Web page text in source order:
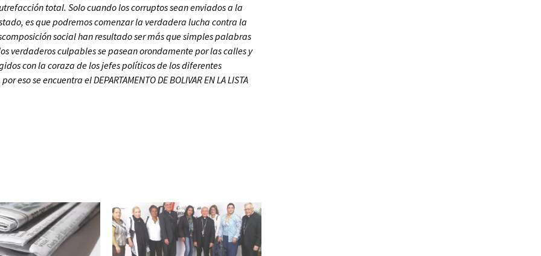
total. Solo cuando los corruptos sean enviados a la
es que podremos comenzar la verdadera lucha contra la
social han resultado ser más que simples palabras
verdaderos culpables se pasean orondamente por las calles y
con la coraza de los jefes políticos de los diferentes
se encuentra el DEPARTAMENTO DE BOLIVAR EN LA LISTA